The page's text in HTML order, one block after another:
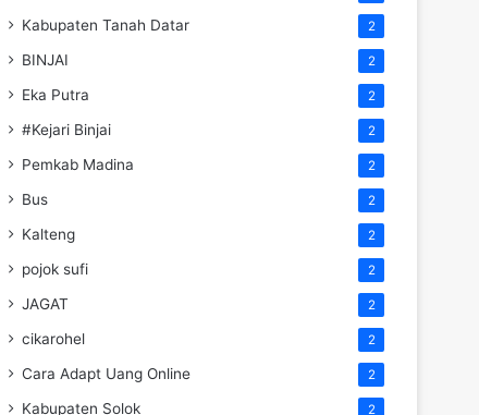
Kabupaten Tanah Datar 2
BINJAI 2
Eka Putra 2
#Kejari Binjai 2
Pemkab Madina 2
Bus 2
Kalteng 2
pojok sufi 2
JAGAT 2
cikarohel 2
Cara Adapt Uang Online 2
Kabupaten Solok 2